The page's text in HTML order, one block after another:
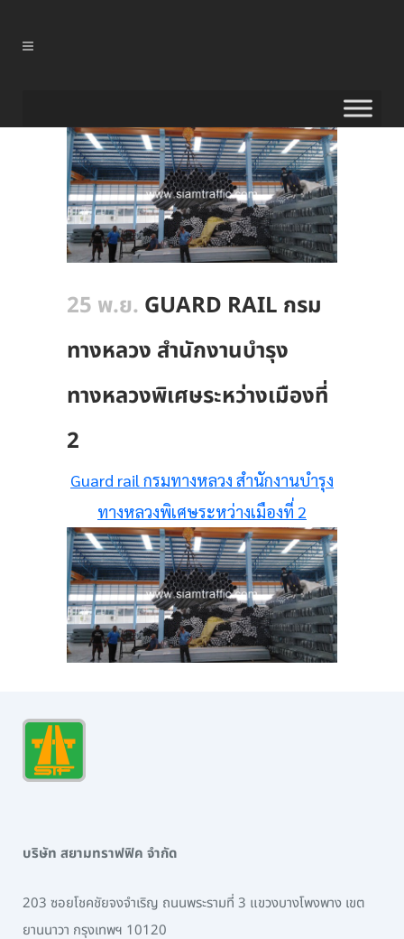
25 พ.ย. GUARD RAIL กรม
ทางหลวง สำนักงานบำรุง
ทางหลวงพิเศษระหว่างเมืองที่
2
Guard rail กรมทางหลวง สำนักงานบำรุง
ทางหลวงพิเศษระหว่างเมืองที่ 2
บริษัท สยามทราฟฟิค จำกัด
203 ซอยโชคชัยจงจำเริญ ถนนพระรามที่ 3 แขวงบางโพงพาง เขต
ยานนาวา กรุงเทพฯ 10120